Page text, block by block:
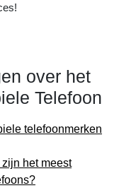
over het
Telefoon
telefoonmerken
het meest